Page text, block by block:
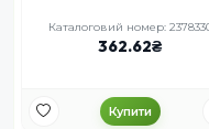
Каталоговий номер:
362.62
Купити